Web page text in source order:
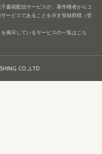
書籍配信サービスが、著作権者からコ
ービスであることを示す登録商標（登
掲示しているサービスの一覧はこち
CO.,LTD.